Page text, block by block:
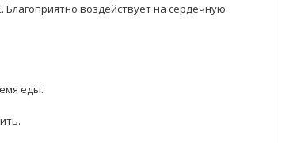
воздействует на сердечную
еды.